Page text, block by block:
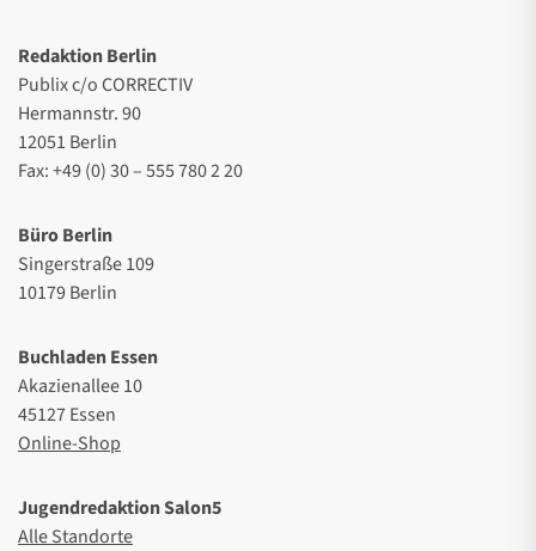
Redaktion Berlin
Publix c/o CORRECTIV
Hermannstr. 90
12051 Berlin
Fax: +49 (0) 30 – 555 780 2 20
Büro Berlin
Singerstraße 109
10179 Berlin
Buchladen Essen
Akazienallee 10
45127 Essen
Online-Shop
Jugendredaktion Salon5
Alle Standorte